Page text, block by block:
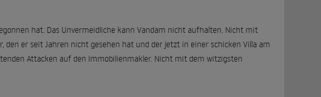
hat. Das Unvermeidliche kann Vandam nicht aufhalten. Nicht mit
den er seit Jahren nicht gesehen hat und der jetzt in einer schicken Villa am
Attacken auf den Immobilienmakler. Nicht mit dem witzigsten